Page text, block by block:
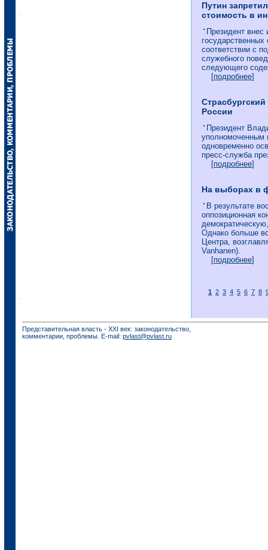
Путин
стоимость в
Президент
соответствии с
служебного
следующего
[подробнее]
России
Президент
уполномоченным
одновременно
пресс-служба
[подробнее]
На выборах в
В результате
оппозиционная
Однако больше
Центра,
Vanhanen).
[подробнее]
1 2 3 4 5 6 7 8
Представительная власть - XXI век: законодательство,
комментарии, проблемы. E-mail: pvlast@pvlast.ru